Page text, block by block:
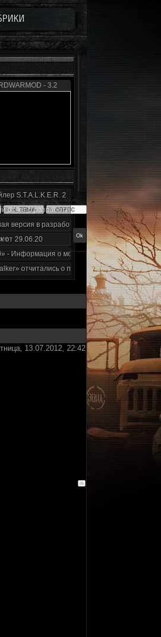
- 3.2
S.T.A.L.K.E.R. 2
отчет о разработке!
версия в разработке!
от 29.06.20
- Информация о моде за июнь 2020
отчитались о проделанной работе
13.07.2012, 22:42